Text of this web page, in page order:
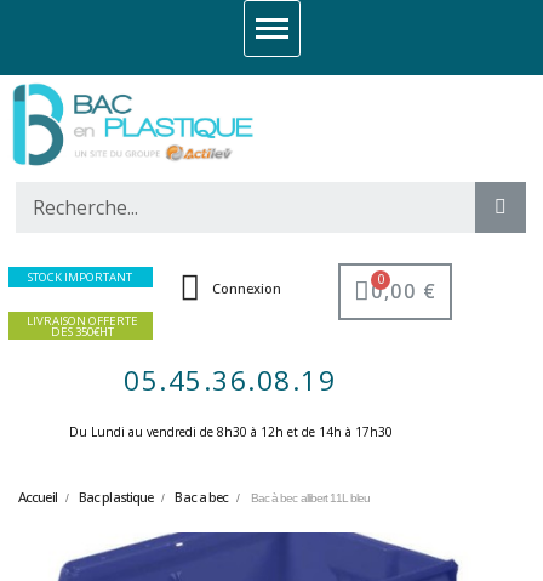
STOCK IMPORTANT
LIVRAISON OFFERTE
DES 350€HT
Connexion 0,00 €
05.45.36.08.19
Du Lundi au vendredi de 8h30 à 12h et de 14h à 17h30 ​
Accueil Bac plastique Bac a bec Bac à bec allibert 11L bleu